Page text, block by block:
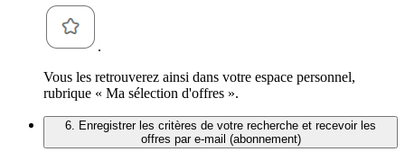
.
Vous les retrouverez ainsi dans votre espace personnel,
rubrique « Ma sélection d'offres ».
6. Enregistrer les critères de votre recherche et recevoir les
offres par e-mail (abonnement)